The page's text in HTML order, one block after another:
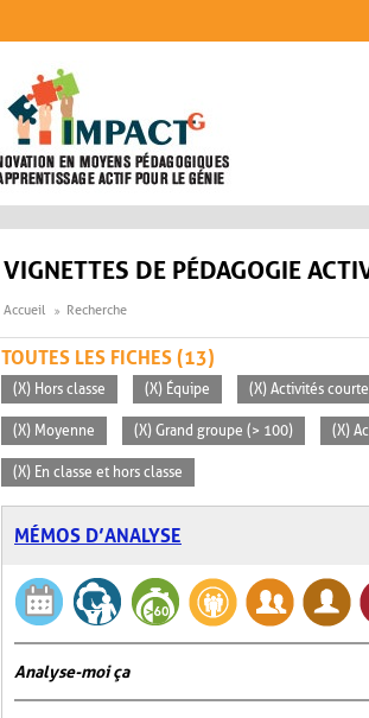
VIGNETTES DE PÉDAGOGIE
Accueil Recherche
TOUTES LES FICHES (13)
(X) Hors classe (X) Équipe (X) Activités
(X) Moyenne (X) Grand groupe (> 100) (X)
(X) En classe et hors classe
MÉMOS D’ANALYSE
Analyse-moi ça